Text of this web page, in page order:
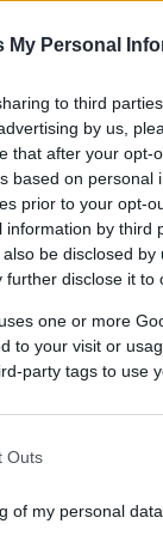
My Personal
to third
by us,
that after your opt-
based on personal
prior to your opt-
by third
be disclosed
further disclose it to
one or more
to your visit or
party tags to use
Outs
of my personal data.
Ищенко был
Лейкерс
драфте-
о том,
обменяли в
находится в
отыграл 48
4,6 подбора,
был